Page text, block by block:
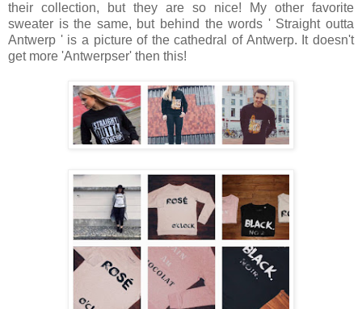
their collection, but they are so nice!
My other favorite
sweater is the same, but behind the words ' Straight outta
Antwerp ' is a picture of the cathedral of Antwerp. It doesn't
get more 'Antwerpser' then this!